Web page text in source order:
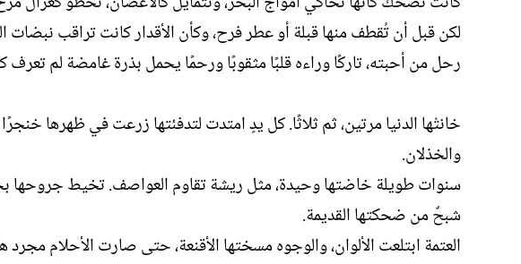
لكن قبل أن تُقطف منها قبلة أو عطر فرح، وكأن الأقدار كانت تراقب نبضات
رحل من أحبته، تاركًا وراءه قلبًا مثقوبًا ورحمًا يحمل بذرة غامضة لم تعرف
خانتْها الدنيا مرتين، ثم ثلاثًا. كل يدٍ امتدت لتدفئتها زرعت في ظهرها
والخذلان.
سنوات طويلة خاضتها وحيدة، مثل ريشة تقاوم العواصف. تخيط جروحها
شبحٌ من ضحكتها القديمة.
العتمة ابتلعت الألوان، والوجوه مسختها الأقنعة، حتى صارت الأحلام مجرد